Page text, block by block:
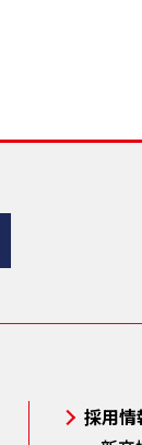
採用情